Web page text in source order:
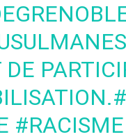
#RACISME